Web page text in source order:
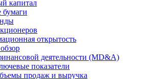
капитал
открытость
деятельности (MD&A)
показатели
продаж и выручка